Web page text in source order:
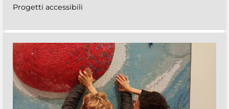
Progetti accessibili